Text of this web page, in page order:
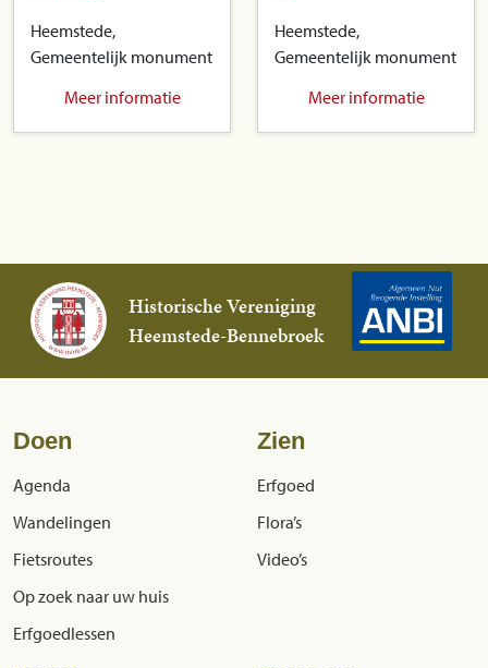
Heemstede,
Gemeentelijk monument
Meer informatie
Heemstede,
Gemeentelijk monument
Meer informatie
Historische Vereniging
Heemstede-Bennebroek
Doen
Agenda
Wandelingen
Fietsroutes
Op zoek naar uw huis
Erfgoedlessen
Zien
Erfgoed
Flora’s
Video’s